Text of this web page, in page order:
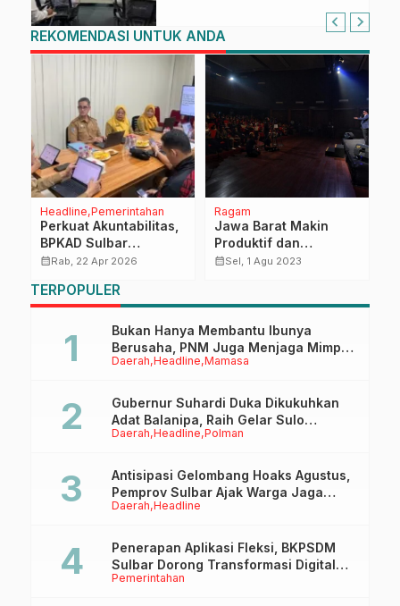
REKOMENDASI UNTUK ANDA
Headline Pemerintahan
Perkuat Akuntabilitas,
BPKAD Sulbar
Tekankan Komitmen
Transformasi Budaya
Kerja ASN
calendar_monthRab, 22 Apr 2026
Ragam
Jawa Barat Makin
Produktif dan
Kompetitif dari Segi
calendar_monthSel, 1 Agu 2023
TERPOPULER
Daerah Headline Mamasa
Bukan Hanya Membantu Ibunya
Berusaha, PNM Juga Menjaga Mimpi
Anaknya Untuk Menggapai Cita-Cita
Daerah Headline Polman
Gubernur Suhardi Duka Dikukuhkan
Adat Balanipa, Raih Gelar Sulo
Tappidena
Daerah Headline
Antisipasi Gelombang Hoaks Agustus,
Pemprov Sulbar Ajak Warga Jaga
Ruang Digital
Pemerintahan
Penerapan Aplikasi Fleksi, BKPSDM
Sulbar Dorong Transformasi Digital
Sistem Kehadiran ASN